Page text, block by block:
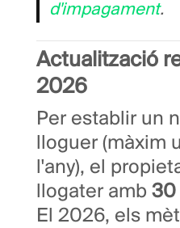
d'impagament.
Actualització
2026
Per establir un
lloguer (màxim
l'any), el
llogater amb 30
El 2026, els